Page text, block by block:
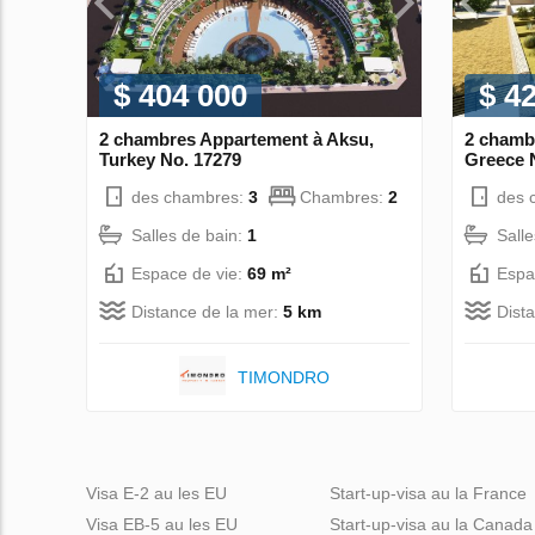
$ 404 000
2 chambres Appartement à Aksu,
Turkey No. 17279
des chambres: 3 Chambres: 2
Salles de bain: 1
Espace de vie: 69 m²
Distance de la mer: 5 km
TIMONDRO
$
2
Greece
des
Visa E-2 au les EU
Visa EB-5 au les EU
Start-up-visa au la France
Start-up-visa au la Canada